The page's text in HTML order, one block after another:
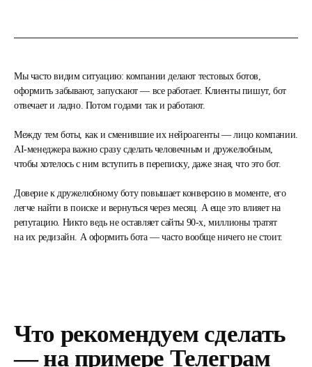
Мы часто видим ситуацию: компании делают тестовых ботов,
оформить забывают, запускают — все работает. Клиенты пишут, бот
отвечает и ладно. Потом годами так и работают.
Между тем боты, как и сменившие их нейроагенты — лицо компании.
АI-менеджера важно сразу сделать человечным и дружелюбным,
чтобы хотелось с ним вступить в переписку, даже зная, что это бот.
Доверие к дружелюбному боту повышает конверсию в моменте, его
легче найти в поиске и вернуться через месяц. А еще это влияет на
репутацию. Никто ведь не оставляет сайты 90-х, миллионы тратят
на их редизайн. А оформить бота — часто вообще ничего не стоит.
Что рекомендуем сделать
— на примере Телеграм